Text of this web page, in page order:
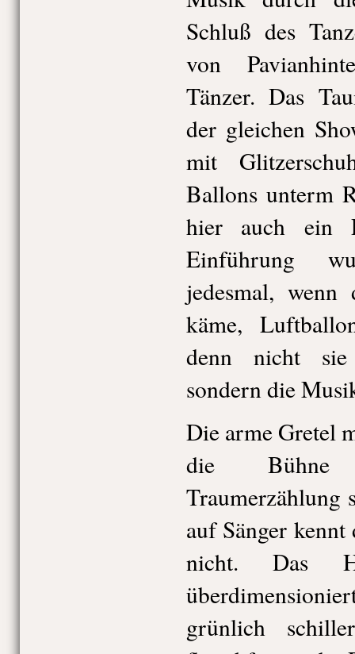
Schluß des
von
Tänzer. Das
der gleichen
mit
Ballons unterm
hier auch ein
Einführung
jedesmal,
käme,
denn nicht
sondern die
Die arme Gretel
die Bühne
Traumerzählung
auf Sänger kennt
nicht. Das
grünlich